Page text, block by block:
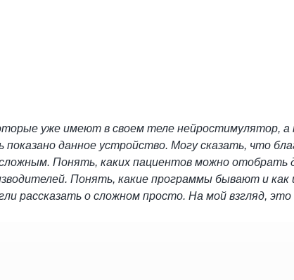
уже имеют в своем теле нейростимулятор,
данное устройство. Могу сказать, что
Понять, каких пациентов можно отобрать
Понять, какие программы бывают и
рассказать о сложном просто. На мой взгляд, это